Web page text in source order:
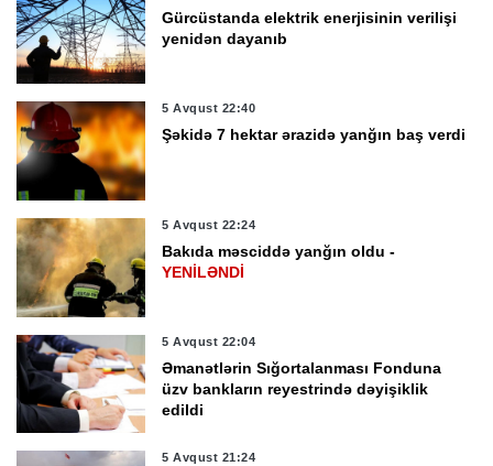
Gürcüstanda elektrik enerjisinin verilişi
yenidən dayanıb
5 Avqust 22:40
Şəkidə 7 hektar ərazidə yanğın baş verdi
5 Avqust 22:24
Bakıda məsciddə yanğın oldu -
YENİLƏNDİ
5 Avqust 22:04
Əmanətlərin Sığortalanması Fonduna
üzv bankların reyestrində dəyişiklik
edildi
5 Avqust 21:24